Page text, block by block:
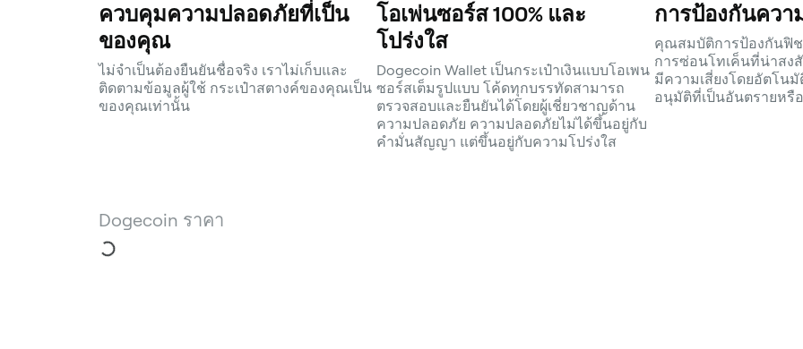
ควบคุมความปลอดภัยที่เป็น
ของคุณ
ไม่จำเป็นต้องยืนยันชื่อจริง เราไม่เก็บและ
ติดตามข้อมูลผู้ใช้ กระเป๋าสตางค์ของคุณเป็น
ของคุณเท่านั้น
โอเพ่นซอร์ส 100% และ
โปร่งใส
Dogecoin Wallet เป็นกระเป๋าเงินแบบโอเพน
ซอร์สเต็มรูปแบบ โค้ดทุกบรรทัดสามารถ
ตรวจสอบและยืนยันได้โดยผู้เชี่ยวชาญด้าน
ความปลอดภัย ความปลอดภัยไม่ได้ขึ้นอยู่กับ
คำมั่นสัญญา แต่ขึ้นอยู่กับความโปร่งใส
การป้องกันควา
คุณสมบัติการป้องกันฟิ
การซ่อนโทเค็นที่น่าสง
มีความเสี่ยงโดยอัตโน
อนุมัติที่เป็นอันตรายหรื
Dogecoin ราคา